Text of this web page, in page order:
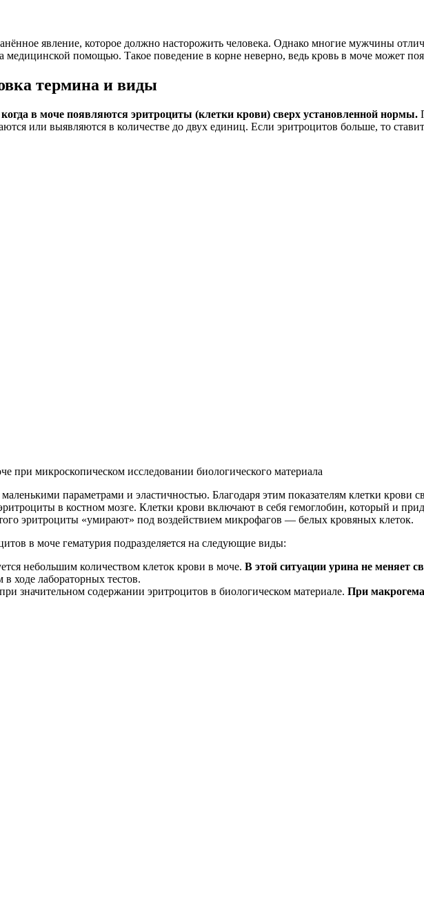
явление, которое должно насторожить человека. Однако многие мужчины
помощью. Такое поведение в корне неверно, ведь кровь в моче может
термина и виды
в моче появляются эритроциты (клетки крови) сверх установленной нормы.
или выявляются в количестве до двух единиц. Если эритроцитов больше, то
при микроскопическом исследовании биологического материала
параметрами и эластичностью. Благодаря этим показателям клетки крови
в костном мозге. Клетки крови включают в себя гемоглобин, который и
эритроциты «умирают» под воздействием микрофагов — белых кровяных клеток.
в моче гематурия подразделяется на следующие виды:
небольшим количеством клеток крови в моче. В этой ситуации урина не меняет
ходе лабораторных тестов.
значительном содержании эритроцитов в биологическом материале. При